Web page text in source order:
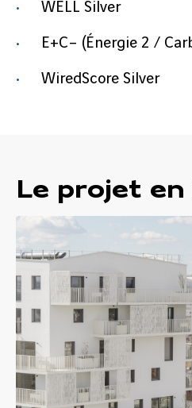
WELL Silver
E+C– (Énergie 2 /
WiredScore Silver
Le projet